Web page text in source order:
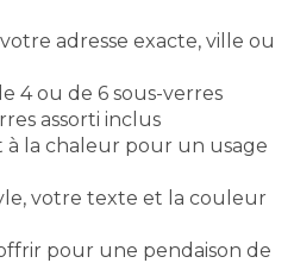
adresse exacte, ville ou
4 ou de 6 sous-verres
assorti inclus
à la chaleur pour un usage
votre texte et la couleur
pour une pendaison de